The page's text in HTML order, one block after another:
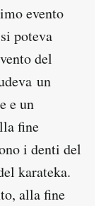
evento
poteva
del
un
e un
fine
i denti del
karateka.
alla fine